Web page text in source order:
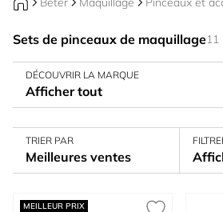
Sets de pinceaux de maquillage11
DÉCOUVRIR LA MARQUE
Afficher tout
TRIER PAR
Meilleures ventes
MEILLEUR PRIX